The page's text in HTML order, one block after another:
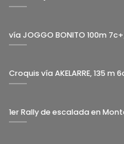
vía JOGGO BONITO 100m
Croquis vía AKELARRE, 135
1er Rally de escalada en